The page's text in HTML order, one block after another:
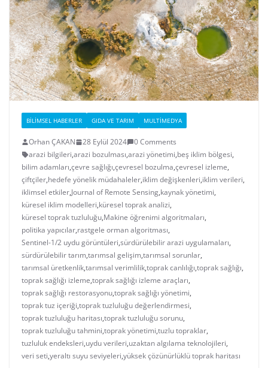
BILIMSEL HABERLER GIDA VE TARIM MULTIMEDYA
Orhan ÇAKAN 28 Eylül 2024
0 Comments
arazi bilgileri,arazi bozulması,arazi yönetimi,beş iklim bölgesi,
bilim adamları,çevre sağlığı,çevresel bozulma,çevresel izleme,
çiftçiler,hedefe yönelik müdahaleler,iklim değişkenleri,iklim verileri,
iklimsel etkiler,Journal of Remote Sensing,kaynak yönetimi,
küresel iklim modelleri,küresel toprak analizi,
küresel toprak tuzluluğu,Makine öğrenimi algoritmaları,
politika yapıcılar,rastgele orman algoritması,
Sentinel-1/2 uydu görüntüleri,sürdürülebilir arazi uygulamaları,
sürdürülebilir tarım,tarımsal gelişim,tarımsal sorunlar,
tarımsal üretkenlik,tarımsal verimlilik,toprak canlılığı,toprak sağlığı,
toprak sağlığı izleme,toprak sağlığı izleme araçları,
toprak sağlığı restorasyonu,toprak sağlığı yönetimi,
toprak tuz içeriği,toprak tuzluluğu değerlendirmesi,
toprak tuzluluğu haritası,toprak tuzluluğu sorunu,
toprak tuzluluğu tahmini,toprak yönetimi,tuzlu topraklar,
tuzluluk endeksleri,uydu verileri,uzaktan algılama teknolojileri,
veri seti,yeraltı suyu seviyeleri,yüksek çözünürlüklü toprak haritası